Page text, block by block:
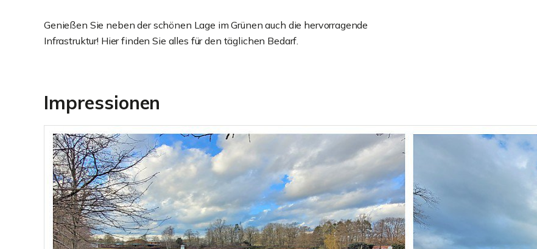
Genießen Sie neben der schönen Lage im Grünen auch die hervorragende
Infrastruktur! Hier finden Sie alles für den täglichen Bedarf.
Impressionen